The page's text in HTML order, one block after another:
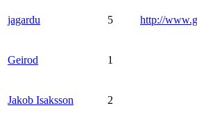
jagardu 5 http://
Geirod 1
Jakob Isaksson 2